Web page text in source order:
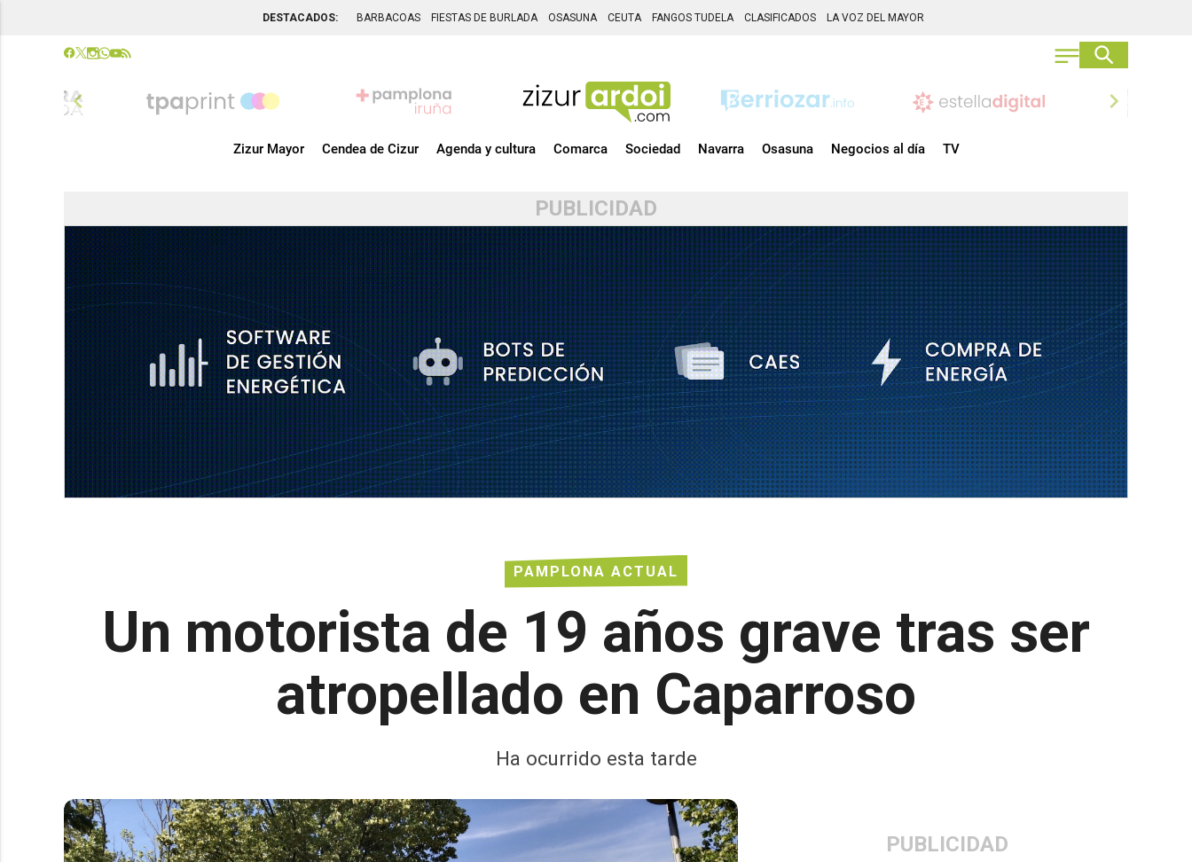
DESTACADOS: BARBACOAS FIESTAS DE BURLADA OSASUNA CEUTA FANGOS TUDELA CLASIFICADOS LA VOZ DEL MAYOR
chevron_left chevron_right
Zizur Mayor Cendea de Cizur Agenda y cultura Comarca Sociedad Navarra Osasuna Negocios al día TV
PUBLICIDAD
PAMPLONA ACTUAL
Un motorista de 19 años grave tras ser
atropellado en Caparroso
Ha ocurrido esta tarde
PUBLICIDAD